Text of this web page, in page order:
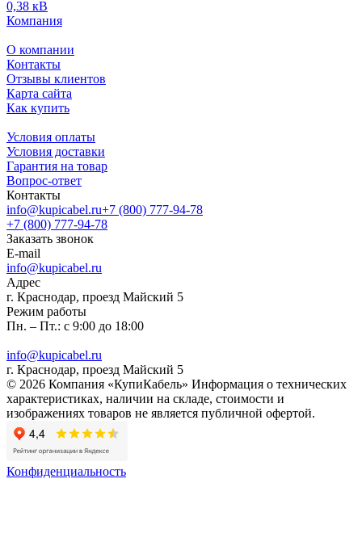
0,38 кВ
Компания
О компании
Контакты
Отзывы клиентов
Карта сайта
Как купить
Условия оплаты
Условия доставки
Гарантия на товар
Вопрос-ответ
Контакты
info@kupicabel.ru+7 (800) 777-94-78
+7 (800) 777-94-78
Заказать звонок
E-mail
info@kupicabel.ru
Адрес
г. Краснодар, проезд Майский 5
Режим работы
Пн. – Пт.: с 9:00 до 18:00
info@kupicabel.ru
г. Краснодар, проезд Майский 5
© 2026 Компания «КупиКабель» Информация о технических
характеристиках, наличии на складе, стоимости и
изображениях товаров не является публичной офертой.
Конфиденциальность